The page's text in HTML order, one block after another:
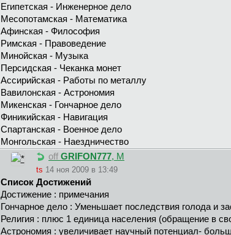
Египетская - Инженерное дело
Месопотамская - Математика
Афинская - Философия
Римская - Правоведение
Минойская - Музыка
Персидская - Чеканка монет
Ассирийская - Работы по металлу
Вавилонская - Астрономия
Микенская - Гончарное дело
Финикийская - Навигация
Спартанская - Военное дело
Монгольская - Наездничество
off GRIFON777, М
ts 14 ноя 2009 в 13:49
Список Достижений
Достижение : примечания
Гончарное дело : Уменьшает последствия голода и
Религия : плюс 1 единица населения (обращение в
Астрономия : увеличивает научный потенциал-